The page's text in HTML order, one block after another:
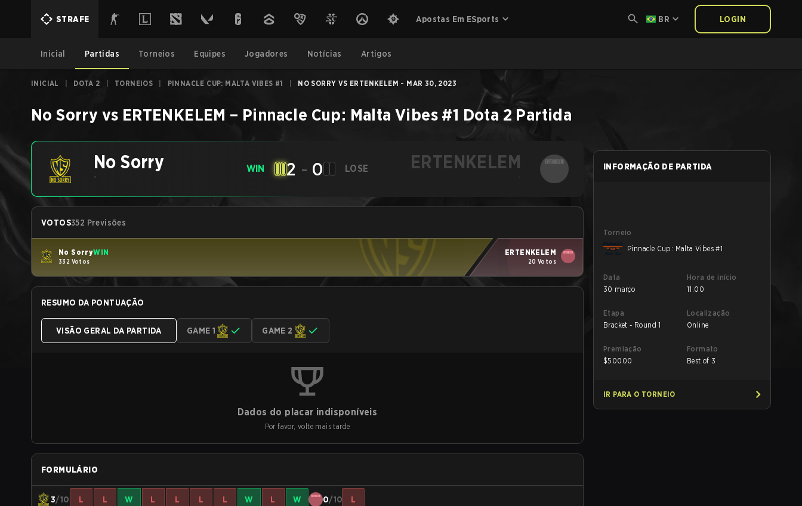
STRAFE Apostas Em ESports BR LOGIN
Inicial Partidas Torneios Equipes Jogadores Notícias Artigos
INICIAL DOTA 2 TORNEIOS PINNACLE CUP: MALTA VIBES #1 NO SORRY VS ERTENKELEM - MAR 30, 2023
No Sorry vs ERTENKELEM – Pinnacle Cup: Malta Vibes #1 Dota 2 Partida
No Sorry
-
WIN 2 - 0 LOSE ERTENKELEM
-
VOTOS352 Previsões
No SorryWIN
332 Votos
ERTENKELEM
20 Votos
RESUMO DA PONTUAÇÃO
VISÃO GERAL DA PARTIDA GAME 1 GAME 2
Dados do placar indisponíveis
Por favor, volte mais tarde
FORMULÁRIO
3/10 L L W L L L L W L W 0/10 L
INFORMAÇÃO DE PARTIDA
Torneio
Pinnacle Cup: Malta Vibes #1
Data
30 março
Hora de início
11:00
Etapa
Bracket - Round 1
Localização
Online
Premiação
$50000
Formato
Best of 3
IR PARA O TORNEIO